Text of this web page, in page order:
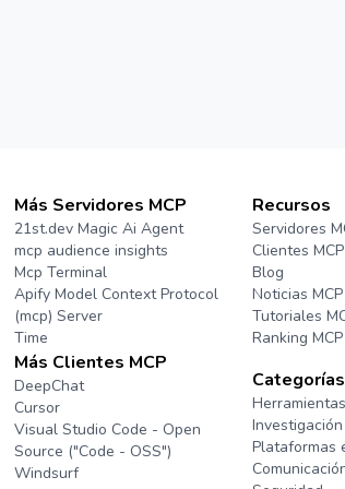
Más Servidores MCP
21st.dev Magic Ai Agent
mcp audience insights
Mcp Terminal
Apify Model Context Protocol
(mcp) Server
Time
Más Clientes MCP
DeepChat
Cursor
Visual Studio Code - Open
Source ("Code - OSS")
Windsurf
Recursos
Servidores
Clientes MCP
Blog
Noticias MCP
Tutoriales
Ranking MCP
Plataformas